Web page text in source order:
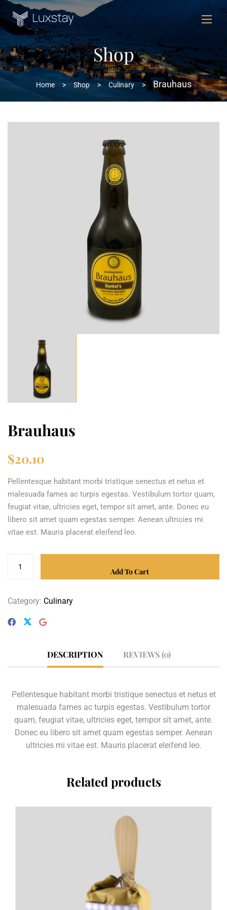
Shop
Home > Shop > Culinary > Brauhaus
Brauhaus
$20.10
Pellentesque habitant morbi tristique senectus et netus et
malesuada fames ac turpis egestas. Vestibulum tortor quam,
feugiat vitae, ultricies eget, tempor sit amet, ante. Donec eu
libero sit amet quam egestas semper. Aenean ultricies mi
vitae est. Mauris placerat eleifend leo.
Add To Cart
Category: Culinary
DESCRIPTION REVIEWS (0)
Pellentesque habitant morbi tristique senectus et netus et
malesuada fames ac turpis egestas. Vestibulum tortor
quam, feugiat vitae, ultricies eget, tempor sit amet, ante.
Donec eu libero sit amet quam egestas semper. Aenean
ultricies mi vitae est. Mauris placerat eleifend leo.
Related products